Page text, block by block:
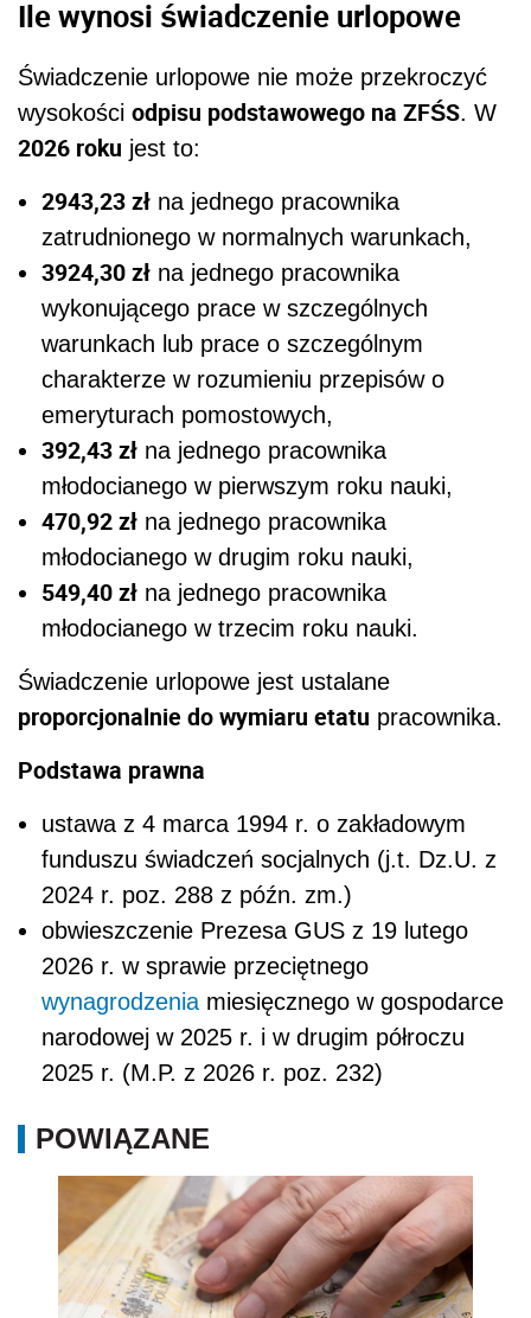
Ile wynosi świadczenie urlopowe
Świadczenie urlopowe nie może przekroczyć
wysokości odpisu podstawowego na ZFŚS. W
2026 roku jest to:
2943,23 zł na jednego pracownika
zatrudnionego w normalnych warunkach,
3924,30 zł na jednego pracownika
wykonującego prace w szczególnych
warunkach lub prace o szczególnym
charakterze w rozumieniu przepisów o
emeryturach pomostowych,
392,43 zł na jednego pracownika
młodocianego w pierwszym roku nauki,
470,92 zł na jednego pracownika
młodocianego w drugim roku nauki,
549,40 zł na jednego pracownika
młodocianego w trzecim roku nauki.
Świadczenie urlopowe jest ustalane
proporcjonalnie do wymiaru etatu pracownika.
Podstawa prawna
ustawa z 4 marca 1994 r. o zakładowym
funduszu świadczeń socjalnych (j.t. Dz.U. z
2024 r. poz. 288 z późn. zm.)
obwieszczenie Prezesa GUS z 19 lutego
2026 r. w sprawie przeciętnego
wynagrodzenia miesięcznego w gospodarce
narodowej w 2025 r. i w drugim półroczu
2025 r. (M.P. z 2026 r. poz. 232)
POWIĄZANE